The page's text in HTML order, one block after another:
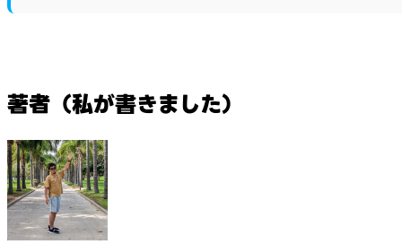
著者（私が書きました）